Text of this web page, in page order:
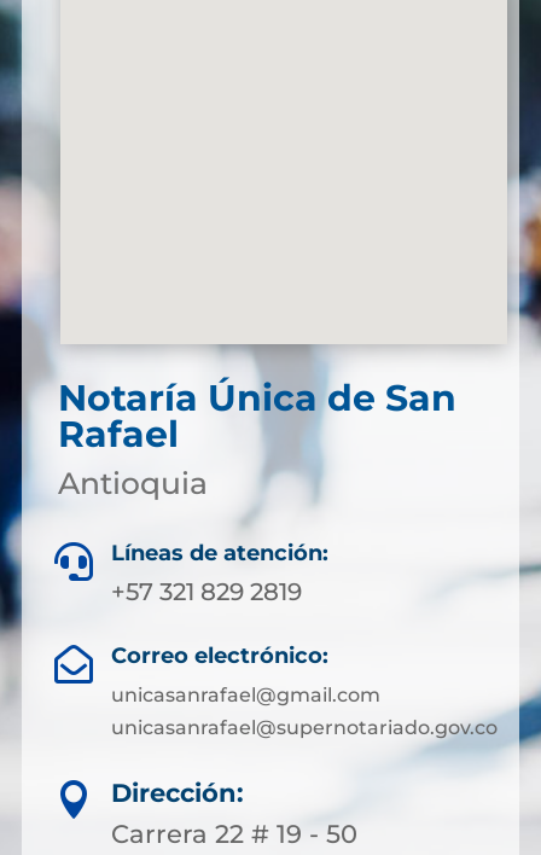
Notaría Única de San
Rafael
Antioquia
 Líneas de atención:
+57 321 829 2819
 Correo electrónico:
unicasanrafael@gmail.com
unicasanrafael@supernotariado.gov.co

Dirección:
Carrera 22 # 19 - 50